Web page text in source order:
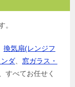
。
換気扇(レンジフ
ダ、 窓ガラス・
すべてお任せく